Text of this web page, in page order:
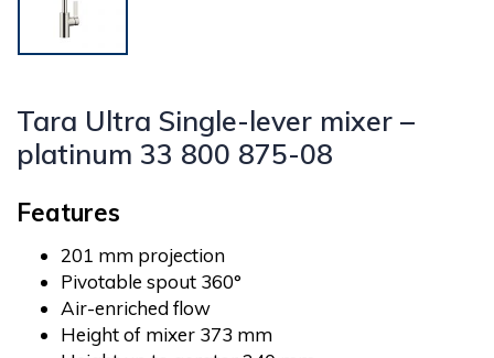
Tara Ultra Single-lever mixer –
platinum 33 800 875-08
Features
201 mm projection
Pivotable spout 360°
Air-enriched flow
Height of mixer 373 mm